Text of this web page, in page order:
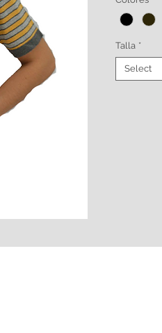
Talla *
Select